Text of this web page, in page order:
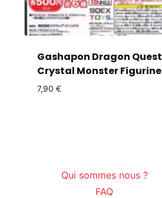
Gashapon Dragon Quest
Crystal Monster Figurine
7,90 €
Qui sommes nous ?
FAQ